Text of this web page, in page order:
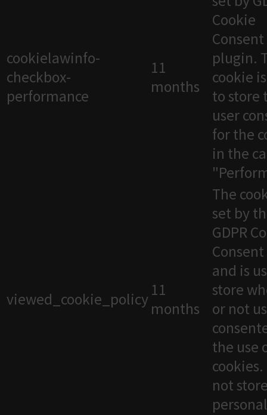
cookielawinfo-
checkbox-
performance
11
months
Cookie
Consent
plugin.
cookie
to store
user
for the
in the
viewed_cookie_policy 11
months
The
set by
GDPR
and is
store
or not
the use
not